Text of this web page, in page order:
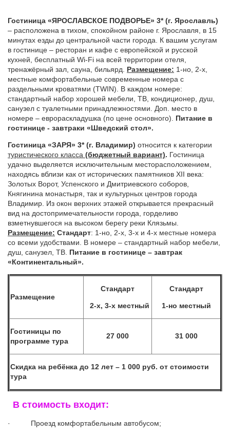
Гостиница «ЯРОСЛАВСКОЕ ПОДВОРЬЕ» 3*(г. Ярославль)
– расположена в тихом, спокойном районе г. Ярославля, в 15
минутах езды до центральной части города. К вашим услугам
в гостинице – ресторан и кафе с европейской и русской
кухней, бесплатный Wi-Fi на всей территории отеля,
тренажёрный зал, сауна, бильярд. Размещение: 1-но, 2-х,
местные комфортабельные современные номера с
раздельными кроватями (TWIN). В каждом номере:
стандартный набор хорошей мебели, ТВ, кондиционер, душ,
санузел с туалетными принадлежностями. Доп. место в
номере – еврораскладушка (по цене основного). Питание в
гостинице - завтраки «Шведский стол».
Гостиница «ЗАРЯ» 3*(г. Владимир) относится к категории
туристического класса (бюджетный вариант). Гостиница
удачно выделяется исключительным месторасположением,
находясь вблизи как от исторических памятников XII века:
Золотых Ворот, Успенского и Дмитриевского соборов,
Княгинина монастыря, так и культурных центров города
Владимир. Из окон верхних этажей открывается прекрасный
вид на достопримечательности города, горделиво
взметнувшегося на высоком берегу реки Клязьмы.
Размещение: Стандарт: 1-но, 2-х, 3-х и 4-х местные номера
со всеми удобствами. В номере – стандартный набор мебели,
душ, санузел, ТВ. Питание в гостинице – завтрак
«Континентальный».
Размещение
Стандарт
2-х, 3-х местный
Стандарт
1-но местный
Гостиницы по
программе тура
27 000 31 000
Скидка на ребёнка до 12 лет – 1 000 руб. от стоимости
тура
В стоимость входит:
· Проезд комфортабельным автобусом;